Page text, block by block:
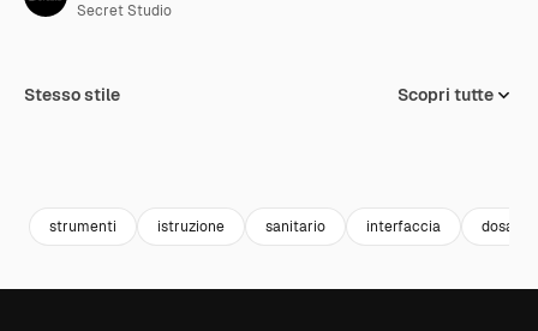
Secret Studio
Stesso stile Scopri tutte
strumenti istruzione sanitario interfaccia